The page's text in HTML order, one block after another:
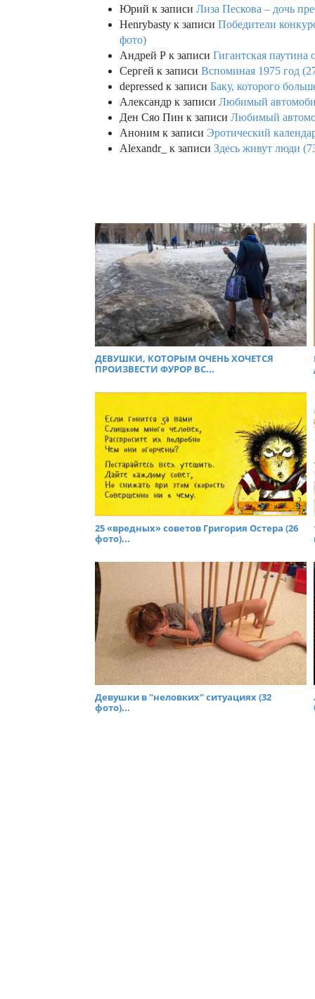
Юрий к записи Лиза Пескова – дочь
Henrybasty к записи Победители
фото)
Андрей Р к записи Гигантская паутина
Сергей к записи Вспоминая 1975 год
depressed к записи Баку, которого
Александр к записи Любимый
Ден Сяо Пин к записи Любимый
Аноним к записи Эротический
Alexandr_
к записи Здесь живут люди
ДЕВУШКИ, КОТОРЫМ ОЧЕНЬ ХОЧЕТСЯ
ПРОИЗВЕСТИ ФУРОР ВС...
25 «вредных» советов Григория Остера (26
фото)...
Девушки в "неловких" ситуациях (32
фото)...